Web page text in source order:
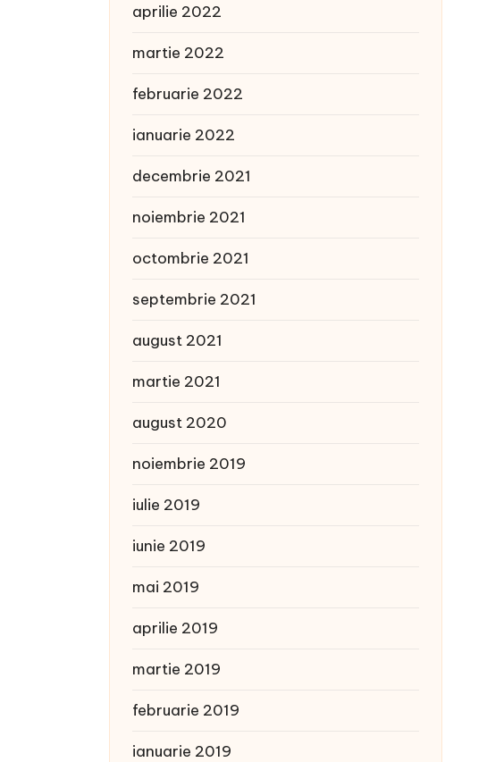
aprilie 2022
martie 2022
februarie 2022
ianuarie 2022
decembrie 2021
noiembrie 2021
octombrie 2021
septembrie 2021
august 2021
martie 2021
august 2020
noiembrie 2019
iulie 2019
iunie 2019
mai 2019
aprilie 2019
martie 2019
februarie 2019
ianuarie 2019